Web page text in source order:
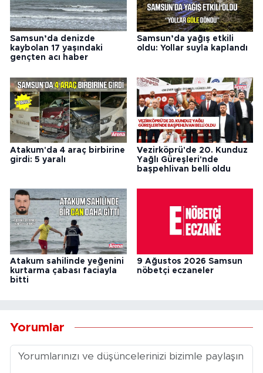
Samsun’da denizde
kaybolan 17 yaşındaki
gençten acı haber
Samsun’da yağış etkili
oldu: Yollar suyla kaplandı
Atakum'da 4 araç birbirine
girdi: 5 yaralı
Vezirköprü'de 20. Kunduz
Yağlı Güreşleri'nde
başpehlivan belli oldu
Atakum sahilinde yeğenini
kurtarma çabası faciayla
bitti
9 Ağustos 2026 Samsun
nöbetçi eczaneler
Yorumlar